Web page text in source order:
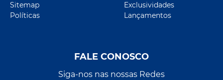
Sitemap
Políticas
Exclusividades
Lançamentos
FALE CONOSCO
Siga-nos nas nossas Redes